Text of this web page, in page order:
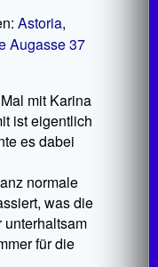
Astoria,
Augasse 37
mit Karina
ist eigentlich
es dabei
normale
was die
für die